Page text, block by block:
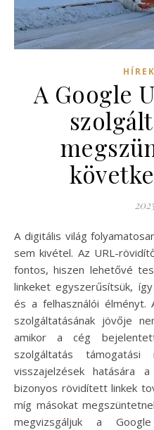
HÍREK
A Google
A digitális világ folyamatosan változik, és ez alól a Google
sem kivétel. Az URL-
fontos, hiszen lehetővé
linkeket egyszerűsítsük,
és a felhasználói élményt.
szolgáltatásának jövője
amikor a cég
szolgáltatás támogatási
visszajelzések hatására
bizonyos rövidített linkek
míg másokat
megvizsgáljuk a